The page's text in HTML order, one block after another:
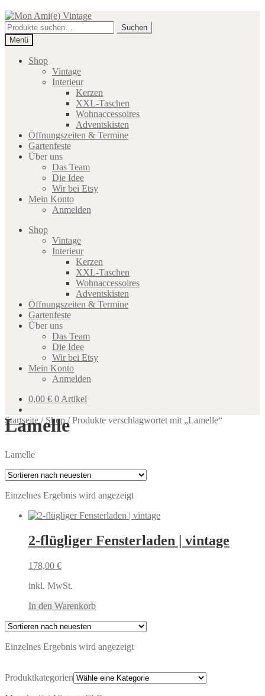
Zur
Navigation
springen
Zum
Inhalt
springen
Suche
nach:
Suchen
Menü
Shop
Vintage
Interieur
Kerzen
XXL-Taschen
Wohnaccessoires
Adventskisten
Öffnungszeiten & Termine
Gartenfeste
Über uns
Das Team
Die Idee
Wir bei Etsy
Mein Konto
Anmelden
Shop
Vintage
Interieur
Kerzen
XXL-Taschen
Wohnaccessoires
Adventskisten
Öffnungszeiten & Termine
Gartenfeste
Über uns
Das Team
Die Idee
Wir bei Etsy
Mein Konto
Anmelden
0,00 € 0 Artikel
Startseite / Shop /Produkte verschlagwortet mit „Lamelle“
Lamelle
Lamelle
Einzelnes Ergebnis wird angezeigt
2-flügliger Fensterladen | vintage
178,00 €
inkl. MwSt.
In den Warenkorb
Einzelnes Ergebnis wird angezeigt
Produktkategorien